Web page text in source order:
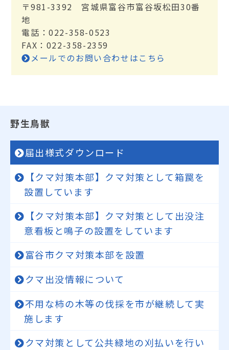
〒981-3392 宮城県富谷市富谷坂松田30番
地
電話：022-358-0523
FAX：022-358-2359
メールでのお問い合わせはこちら
野生鳥獣
届出様式ダウンロード
【クマ対策本部】クマ対策として箱罠を
設置しています
【クマ対策本部】クマ対策として出没注
意看板と鳴子の設置をしています
富谷市クマ対策本部を設置
クマ出没情報について
不用な柿の木等の伐採を市が継続して実
施します
クマ対策として公共緑地の刈払いを行い